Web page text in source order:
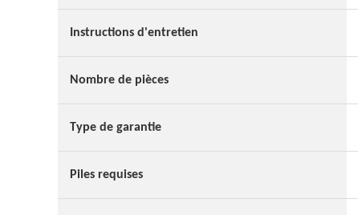
Instructions d'entretien
Nombre de pièces
Type de garantie
Piles requises